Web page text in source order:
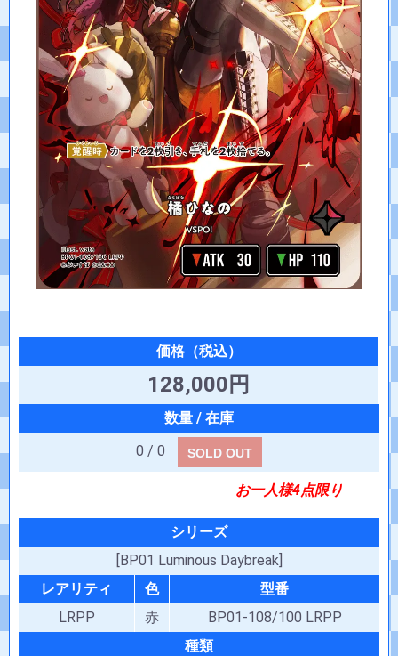
128,000円
0 / 0 SOLD OUT
お一人様4点限り
シリーズ
[BP01 Luminous Daybreak]
レアリティ
色
型番
LRPP
赤
BP01-108/100 LRPP
種類